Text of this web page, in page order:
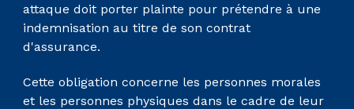
attaque doit porter plainte pour prétendre à une
indemnisation au titre de son contrat
d'assurance.
Cette obligation concerne les personnes morales
et les personnes physiques dans le cadre de leur